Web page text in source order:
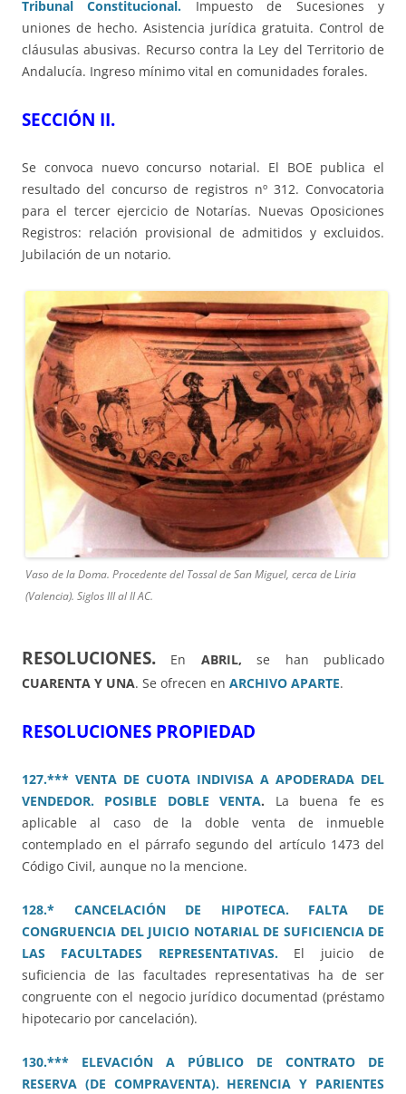
Tribunal Constitucional. Impuesto de Sucesiones y
uniones de hecho. Asistencia jurídica gratuita. Control de
cláusulas abusivas. Recurso contra la Ley del Territorio de
Andalucía. Ingreso mínimo vital en comunidades forales.
SECCIÓN II.
Se convoca nuevo concurso notarial. El BOE publica el
resultado del concurso de registros nº 312. Convocatoria
para el tercer ejercicio de Notarías. Nuevas Oposiciones
Registros: relación provisional de admitidos y excluidos.
Jubilación de un notario.
Vaso de la Doma. Procedente del Tossal de San Miguel, cerca de Liria
(Valencia). Siglos III al II AC.
RESOLUCIONES. En ABRIL,se han publicado
CUARENTA Y UNA. Se ofrecen en ARCHIVO APARTE.
RESOLUCIONES PROPIEDAD
127.*** VENTA DE CUOTA INDIVISA A APODERADA DEL
VENDEDOR. POSIBLE DOBLE VENTA. La buena fe es
aplicable al caso de la doble venta de inmueble
contemplado en el párrafo segundo del artículo 1473 del
Código Civil, aunque no la mencione.
128.* CANCELACIÓN DE HIPOTECA. FALTA DE
CONGRUENCIA DEL JUICIO NOTARIAL DE SUFICIENCIA DE
LAS FACULTADES REPRESENTATIVAS.El juicio de
suficiencia de las facultades representativas ha de ser
congruente con el negocio jurídico documentad (préstamo
hipotecario por cancelación).
130.*** ELEVACIÓN A PÚBLICO DE CONTRATO DE
RESERVA (DE COMPRAVENTA). HERENCIA Y PARIENTES